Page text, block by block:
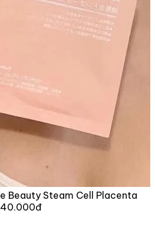
Beauty Steam Cell Placenta
40.000đ